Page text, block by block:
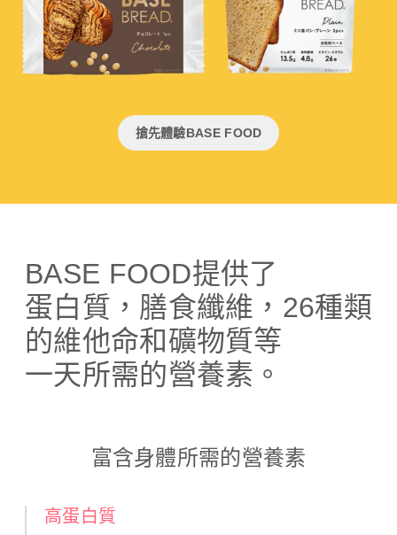
搶先體驗BASE FOOD
BASE FOOD提供了
蛋白質，膳食纖維，26種類
的維他命和礦物質等
一天所需的營養素。
富含身體所需的營養素
高蛋白質